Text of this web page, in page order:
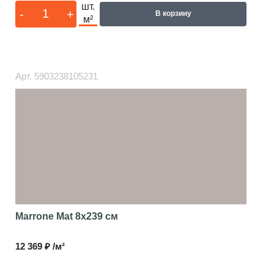
- +
шт.
м²
В корзину
Арт. 5903238105231
Marrone Mat 8x239 см
12 369 ₽ /м²